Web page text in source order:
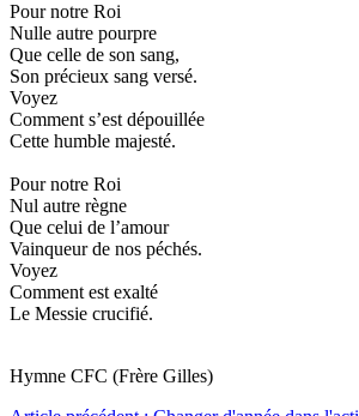
Pour notre Roi
Nulle autre pourpre
Que celle de son sang,
Son précieux sang versé.
Voyez
Comment s’est dépouillée
Cette humble majesté.
Pour notre Roi
Nul autre règne
Que celui de l’amour
Vainqueur de nos péchés.
Voyez
Comment est exalté
Le Messie crucifié.
Hymne CFC (Frère Gilles)